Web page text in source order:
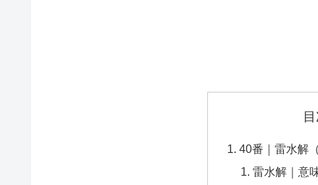
40番｜雷水解
雷水解｜意